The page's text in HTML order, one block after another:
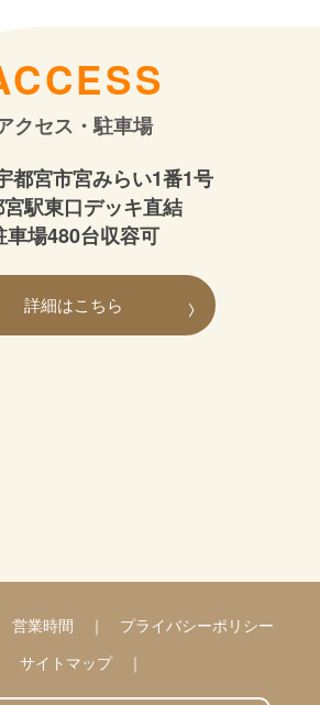
クセス・駐車場
都宮市宮みらい1番1号
駅東口デッキ直結
車場480台収容可
詳細はこちら
営業時間
プライバシーポリシー
サイトマップ